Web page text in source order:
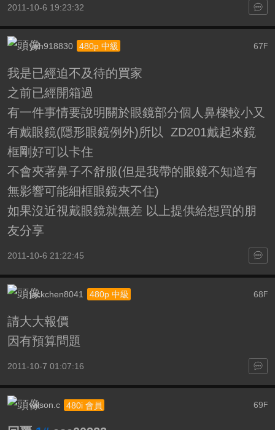
2011-10-6 19:23:32
67 F
yeh918830 480p 中級
我是已經迫不及待的買家
之前已經開箱過
有一件事情要說明關於眼鏡部分個人鼻樑較小又
有戴眼鏡(隱形眼鏡例外)所以 ZD201戴起來鏡
框剛好可以卡住
不會夾著鼻子不舒服(但是我帶的眼鏡不知道有
無影響可能細框眼鏡夾不住)
如果沒近視戴眼鏡就無差 以上提供給想買的朋
友分享
2011-10-6 21:22:45
68 F
jackchen8041 480p 中級
請大大報價
因有預算問題
2011-10-7 01:07:16
69 F
wilson.c 480i 會員